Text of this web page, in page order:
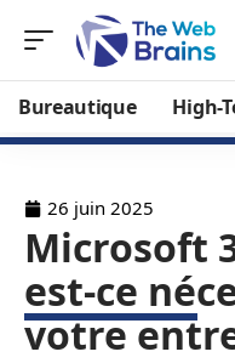
Bureautique High-
26 juin 2025
Microsoft
est-ce
votre